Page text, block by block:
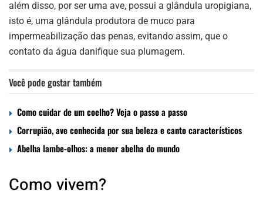
além disso, por ser uma ave, possui a glândula uropigiana,
isto é, uma glândula produtora de muco para
impermeabilização das penas, evitando assim, que o
contato da água danifique sua plumagem.
Você pode gostar também
Como cuidar de um coelho? Veja o passo a passo
Corrupião, ave conhecida por sua beleza e canto característicos
Abelha lambe-olhos: a menor abelha do mundo
Como vivem?